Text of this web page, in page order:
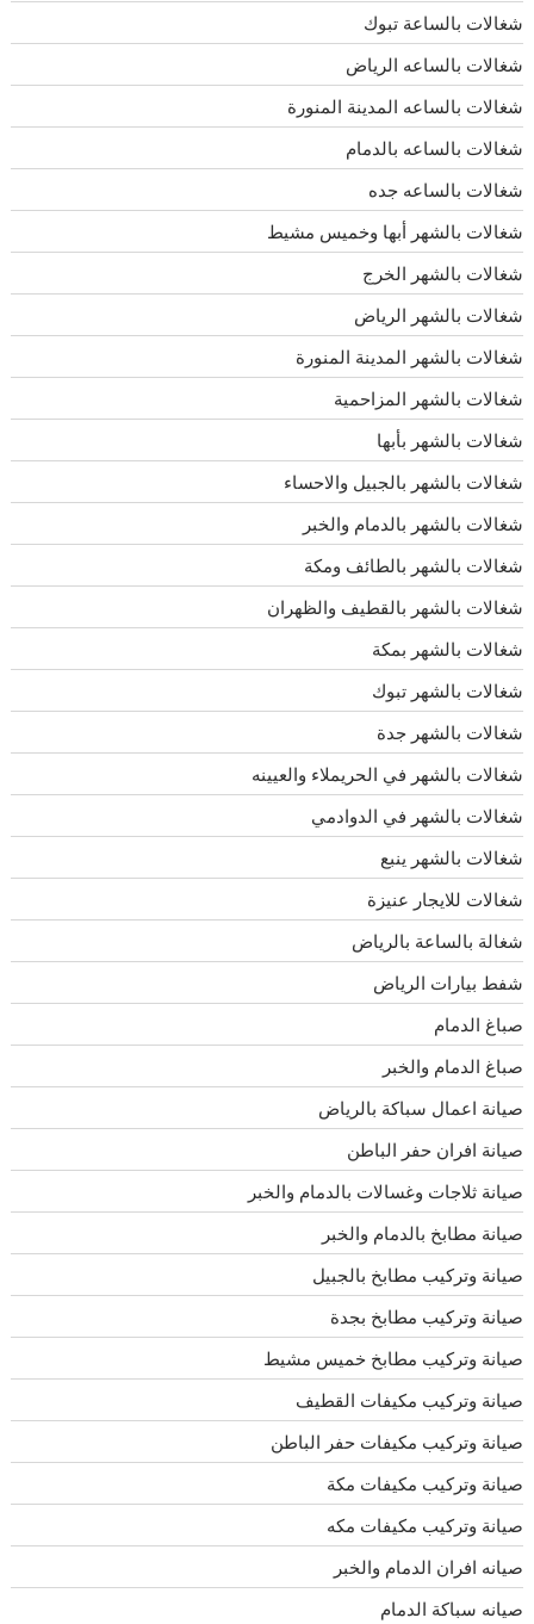
شغالات بالساعة تبوك
شغالات بالساعه الرياض
شغالات بالساعه المدينة المنورة
شغالات بالساعه بالدمام
شغالات بالساعه جده
شغالات بالشهر أبها وخميس مشيط
شغالات بالشهر الخرج
شغالات بالشهر الرياض
شغالات بالشهر المدينة المنورة
شغالات بالشهر المزاحمية
شغالات بالشهر بأبها
شغالات بالشهر بالجبيل والاحساء
شغالات بالشهر بالدمام والخبر
شغالات بالشهر بالطائف ومكة
شغالات بالشهر بالقطيف والظهران
شغالات بالشهر بمكة
شغالات بالشهر تبوك
شغالات بالشهر جدة
شغالات بالشهر في الحريملاء والعيينه
شغالات بالشهر في الدوادمي
شغالات بالشهر ينبع
شغالات للايجار عنيزة
شغالة بالساعة بالرياض
شفط بيارات الرياض
صباغ الدمام
صباغ الدمام والخبر
صيانة اعمال سباكة بالرياض
صيانة افران حفر الباطن
صيانة ثلاجات وغسالات بالدمام والخبر
صيانة مطابخ بالدمام والخبر
صيانة وتركيب مطابخ بالجبيل
صيانة وتركيب مطابخ بجدة
صيانة وتركيب مطابخ خميس مشيط
صيانة وتركيب مكيفات القطيف
صيانة وتركيب مكيفات حفر الباطن
صيانة وتركيب مكيفات مكة
صيانة وتركيب مكيفات مكه
صيانه افران الدمام والخبر
صيانه سباكة الدمام